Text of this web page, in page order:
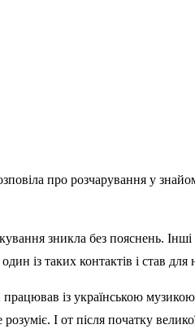
про розчарування у
зникла без пояснень.
із таких контактів і став
із українською
І от після початку